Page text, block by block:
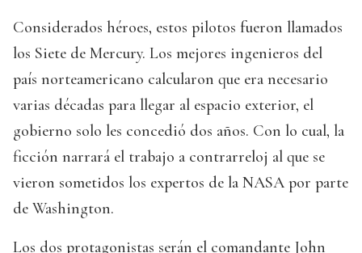
Considerados héroes, estos pilotos fueron llamados
los Siete de Mercury. Los mejores ingenieros del
país norteamericano calcularon que era necesario
varias décadas para llegar al espacio exterior, el
gobierno solo les concedió dos años. Con lo cual, la
ficción narrará el trabajo a contrarreloj al que se
vieron sometidos los expertos de la NASA por parte
de Washington.
Los dos protagonistas serán el comandante John